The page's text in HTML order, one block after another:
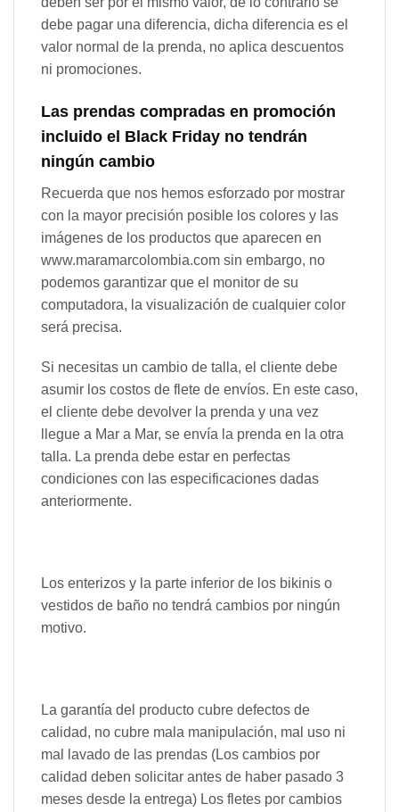
debe pagar una diferencia, dicha diferencia es el
valor normal de la prenda, no aplica descuentos
ni promociones.
Las prendas compradas en promoción
incluido el Black Friday no tendrán
ningún cambio
Recuerda que nos hemos esforzado por mostrar
con la mayor precisión posible los colores y las
imágenes de los productos que aparecen en
www.maramarcolombia.com sin embargo, no
podemos garantizar que el monitor de su
computadora, la visualización de cualquier color
será precisa.
Si necesitas un cambio de talla, el cliente debe
asumir los costos de flete de envíos. En este caso,
el cliente debe devolver la prenda y una vez
llegue a Mar a Mar, se envía la prenda en la otra
talla. La prenda debe estar en perfectas
condiciones con las especificaciones dadas
anteriormente.
Los enterizos y la parte inferior de los bikinis o
vestidos de baño no tendrá cambios por ningún
motivo.
La garantía del producto cubre defectos de
calidad, no cubre mala manipulación, mal uso ni
mal lavado de las prendas (Los cambios por
calidad deben solicitar antes de haber pasado 3
meses desde la entrega) Los fletes por cambios